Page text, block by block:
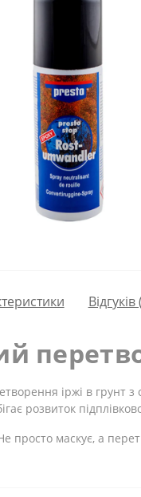
Відгуків
іржі в грунт
розвиток
просто маскує, а